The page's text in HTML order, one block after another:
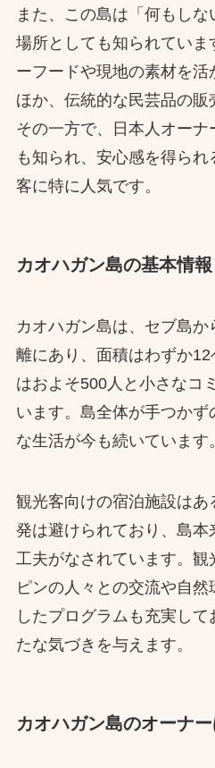
また、この島は「何もし
場所としても知られていま
ーフードや現地の素材を活
ほか、伝統的な民芸品の販
その一方で、日本人オーナ
も知られ、安心感を得ら
客に特に人気です。
カオハガン島の基本情報
カオハガン島は、セブ島
離にあり、面積はわずか
はおよそ500人と小さなコ
います。島全体が手つか
な生活が今も続いています。
観光客向けの宿泊施設はあ
発は避けられており、島本
工夫がなされています。観
ピンの人々との交流や自
したプログラムも充実し
たな気づきを与えます。
カオハガン島のオーナ